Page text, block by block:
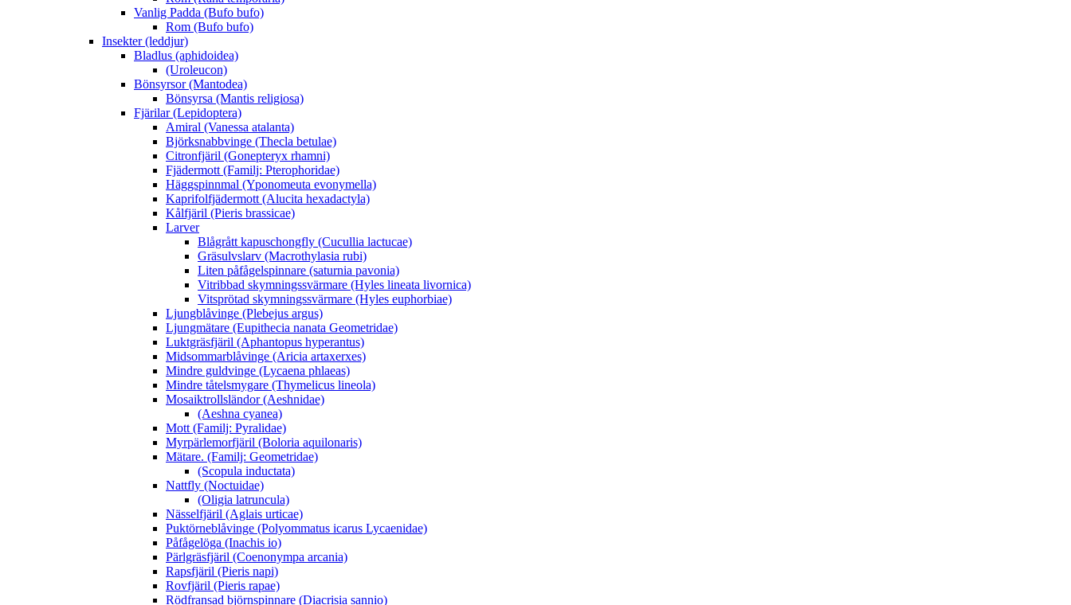
Vanlig Padda (Bufo bufo)
Rom (Bufo bufo)
Insekter (leddjur)
Bladlus (aphidoidea)
(Uroleucon)
Bönsyrsor (Mantodea)
Bönsyrsa (Mantis religiosa)
Fjärilar (Lepidoptera)
Amiral (Vanessa atalanta)
Björksnabbvinge (Thecla betulae)
Citronfjäril (Gonepteryx rhamni)
Fjädermott (Familj: Pterophoridae)
Häggspinnmal (Yponomeuta evonymella)
Kaprifolfjädermott (Alucita hexadactyla)
Kålfjäril (Pieris brassicae)
Larver
Blågrått kapuschongfly (Cucullia lactucae)
Gräsulvslarv (Macrothylasia rubi)
Liten påfågelspinnare (saturnia pavonia)
Vitribbad skymningssvärmare (Hyles lineata livornica)
Vitsprötad skymningssvärmare (Hyles euphorbiae)
Ljungblåvinge (Plebejus argus)
Ljungmätare (Eupithecia nanata Geometridae)
Luktgräsfjäril (Aphantopus hyperantus)
Midsommarblåvinge (Aricia artaxerxes)
Mindre guldvinge (Lycaena phlaeas)
Mindre tåtelsmygare (Thymelicus lineola)
Mosaiktrollsländor (Aeshnidae)
(Aeshna cyanea)
Mott (Familj: Pyralidae)
Myrpärlemorfjäril (Boloria aquilonaris)
Mätare. (Familj: Geometridae)
(Scopula inductata)
Nattfly (Noctuidae)
(Oligia latruncula)
Nässelfjäril (Aglais urticae)
Puktörneblåvinge (Polyommatus icarus Lycaenidae)
Påfågelöga (Inachis io)
Pärlgräsfjäril (Coenonympa arcania)
Rapsfjäril (Pieris napi)
Rovfjäril (Pieris rapae)
Rödfransad björnspinnare (Diacrisia sannio)